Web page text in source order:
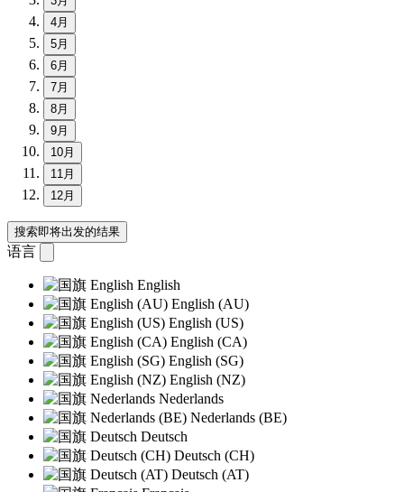
4月
5月
6月
7月
8月
9月
10月
11月
12月
搜索即将出发的结果
语言
English
English (AU)
English (US)
English (CA)
English (SG)
English (NZ)
Nederlands
Nederlands (BE)
Deutsch
Deutsch (CH)
Deutsch (AT)